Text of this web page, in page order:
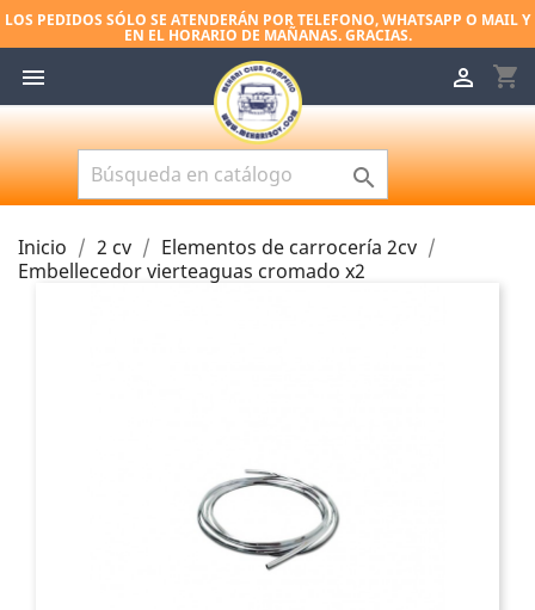
LOS PEDIDOS SÓLO SE ATENDERÁN POR TELEFONO, WHATSAPP O MAIL Y
EN EL HORARIO DE MAÑANAS. GRACIAS.
 shopping_cart


Inicio 2 cv
Elementos de carrocería 2cv
Embellecedor vierteaguas cromado x2